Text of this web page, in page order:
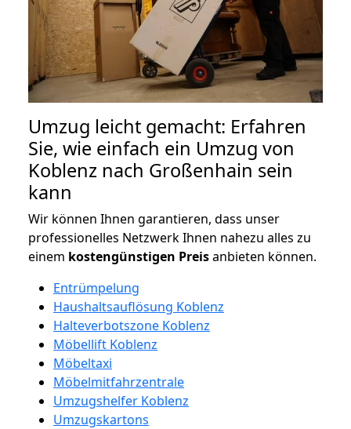
Umzug leicht gemacht: Erfahren
Sie, wie einfach ein Umzug von
Koblenz nach Großenhain sein
kann
Wir können Ihnen garantieren, dass unser
professionelles Netzwerk Ihnen nahezu alles zu
einem kostengünstigen Preisanbieten können.
Entrümpelung
Haushaltsauflösung Koblenz
Halteverbotszone Koblenz
Möbellift Koblenz
Möbeltaxi
Möbelmitfahrzentrale
Umzugshelfer Koblenz
Umzugskartons